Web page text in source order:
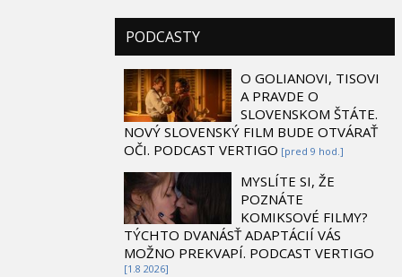
PODCASTY
O GOLIANOVI, TISOVI
A PRAVDE O
SLOVENSKOM ŠTÁTE.
NOVÝ SLOVENSKÝ FILM BUDE OTVÁRAŤ
OČI. PODCAST VERTIGO [pred 9 hod.]
MYSLÍTE SI, ŽE
POZNÁTE
KOMIKSOVÉ FILMY?
TÝCHTO DVANÁSŤ ADAPTÁCIÍ VÁS
MOŽNO PREKVAPÍ. PODCAST VERTIGO
[1.8 2026]